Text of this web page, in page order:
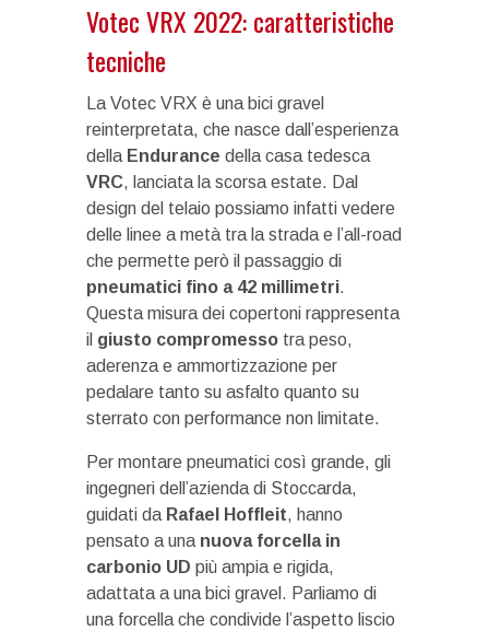
Votec VRX 2022: caratteristiche
tecniche
La Votec VRX è una bici gravel
reinterpretata, che nasce dall’esperienza
della Endurance della casa tedesca
VRC, lanciata la scorsa estate. Dal
design del telaio possiamo infatti vedere
delle linee a metà tra la strada e l’all-road
che permette però il passaggio di
pneumatici fino a 42 millimetri.
Questa misura dei copertoni rappresenta
il giusto compromesso tra peso,
aderenza e ammortizzazione per
pedalare tanto su asfalto quanto su
sterrato con performance non limitate.
Per montare pneumatici così grande, gli
ingegneri dell’azienda di Stoccarda,
guidati da Rafael Hoffleit, hanno
pensato a una nuova forcella in
carbonio UD più ampia e rigida,
adattata a una bici gravel. Parliamo di
una forcella che condivide l’aspetto liscio